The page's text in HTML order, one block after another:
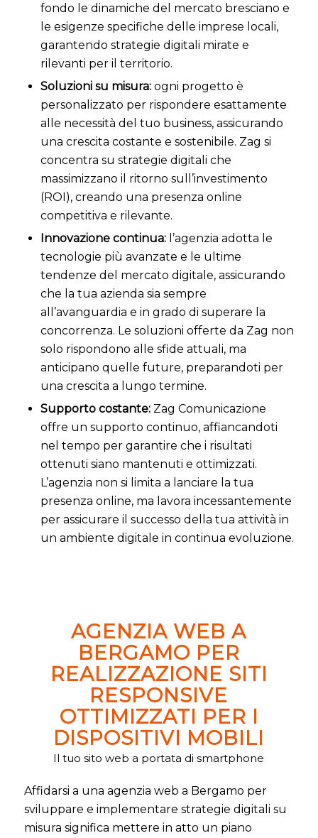
fondo le dinamiche del mercato bresciano e
le esigenze specifiche delle imprese locali,
garantendo strategie digitali mirate e
rilevanti per il territorio.
Soluzioni su misura:ogni progetto è
personalizzato per rispondere esattamente
alle necessità del tuo business, assicurando
una crescita costante e sostenibile. Zag si
concentra su strategie digitali che
massimizzano il ritorno sull’investimento
(ROI), creando una presenza online
competitiva e rilevante.
Innovazione continua:l’agenzia adotta le
tecnologie più avanzate e le ultime
tendenze del mercato digitale, assicurando
che la tua azienda sia sempre
all’avanguardia e in grado di superare la
concorrenza. Le soluzioni offerte da Zag non
solo rispondono alle sfide attuali, ma
anticipano quelle future, preparandoti per
una crescita a lungo termine.
Supporto costante:Zag Comunicazione
offre un supporto continuo, affiancandoti
nel tempo per garantire che i risultati
ottenuti siano mantenuti e ottimizzati.
L’agenzia non si limita a lanciare la tua
presenza online, ma lavora incessantemente
per assicurare il successo della tua attività in
un ambiente digitale in continua evoluzione.
AGENZIA WEB A
BERGAMO PER
REALIZZAZIONE SITI
RESPONSIVE
OTTIMIZZATI PER I
DISPOSITIVI MOBILI
Il tuo sito web a portata di smartphone
Affidarsi a una agenzia web a Bergamo per
sviluppare e implementare strategie digitali su
misura significa mettere in atto un piano